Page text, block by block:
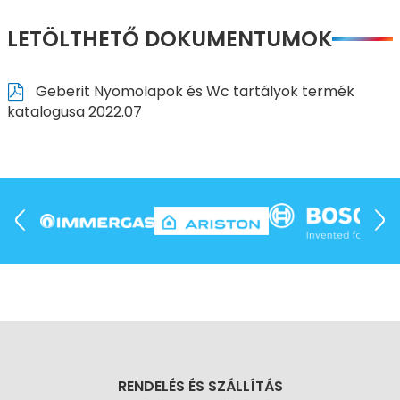
LETÖLTHETŐ DOKUMENTUMOK
Geberit Nyomolapok és Wc tartályok termék
katalogusa 2022.07
RENDELÉS ÉS SZÁLLÍTÁS